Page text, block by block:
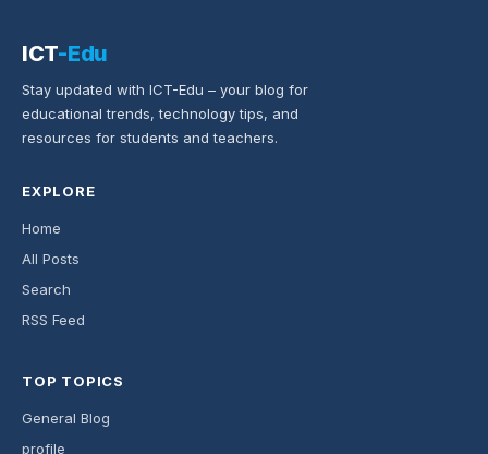
ICT-Edu
Stay updated with ICT-Edu – your blog for
educational trends, technology tips, and
resources for students and teachers.
EXPLORE
Home
All Posts
Search
RSS Feed
TOP TOPICS
General Blog
profile